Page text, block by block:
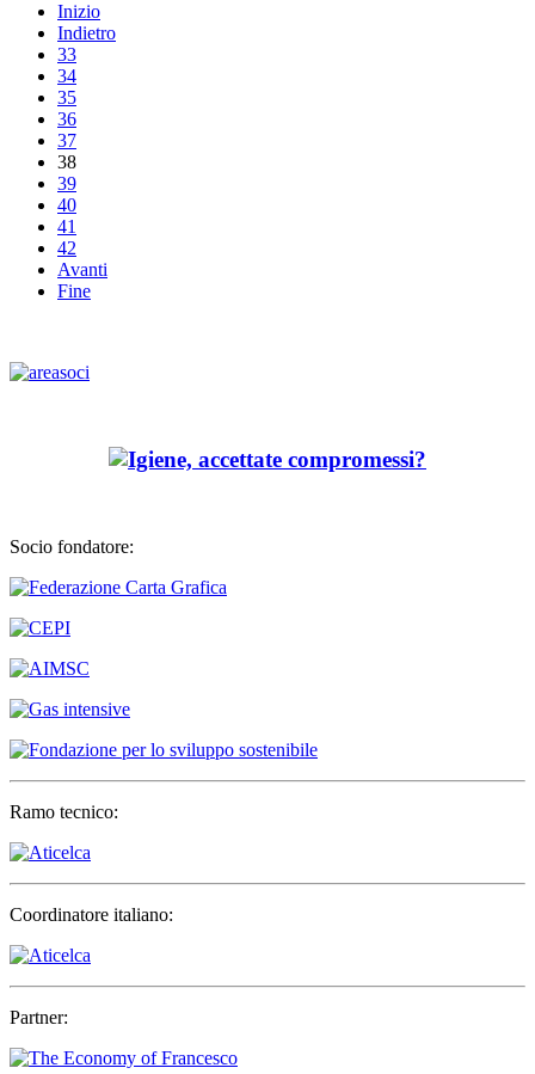
Inizio
Indietro
33
34
35
36
37
38
39
40
41
42
Avanti
Fine
Socio fondatore:
Ramo tecnico:
Coordinatore italiano:
Partner: